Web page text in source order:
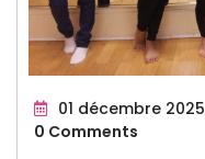
01 décembre 2025
0 Comments